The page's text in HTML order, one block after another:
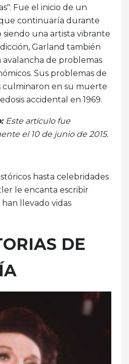
Fue el inicio de un
continuaría durante
siendo una artista vibrante
Garland también
de problemas
Sus problemas de
culminaron en su muerte
accidental en 1969.
Este artículo fue
el 10 de junio de 2015.
hasta celebridades
le encanta escribir
llevado vidas
DE